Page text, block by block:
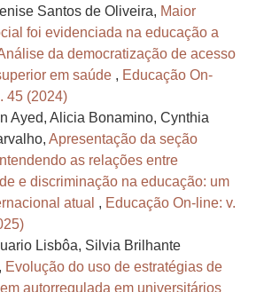
Santos de Oliveira, Maior
foi evidenciada na educação a
da democratização de acesso
em saúde , Educação On-
45 (2024)
Ayed, Alicia Bonamino, Cynthia
Apresentação da seção
as relações entre
e discriminação na educação: um
atual , Educação On-line: v.
Lisbôa, Silvia Brilhante
Evolução do uso de estratégias de
autorregulada em universitários